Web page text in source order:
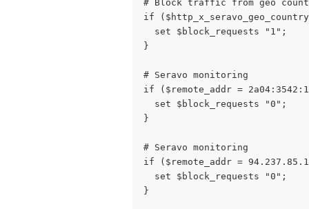
# Block traffic from geo
if
  set $block_requests "1";
}
# Seravo monitoring
if ($remote_addr =
  set $block_requests "0";
}
# Seravo monitoring
if ($remote_addr =
  set $block_requests "0";
}